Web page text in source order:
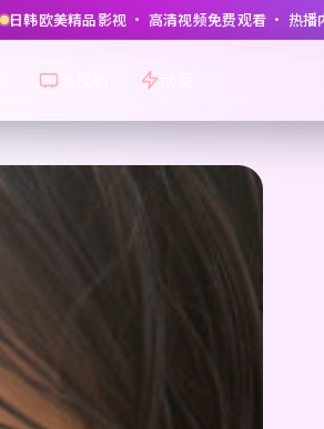
日韩欧美精品影视 · 高清视频免费观看 · 热播